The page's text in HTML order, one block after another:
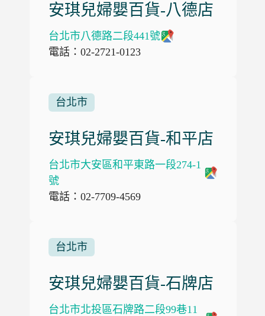
安琪兒婦嬰百貨-八德店
台北市八德路二段441號
電話：02-2721-0123
台北市
安琪兒婦嬰百貨-和平店
台北市大安區和平東路一段274-1
號
電話：02-7709-4569
台北市
安琪兒婦嬰百貨-石牌店
台北市北投區石牌路二段99巷11